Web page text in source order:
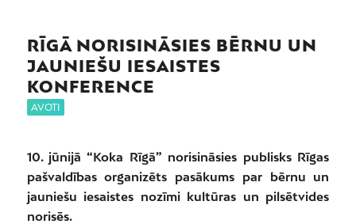
RĪGĀ NORISINĀSIES BĒRNU UN
JAUNIEŠU IESAISTES
KONFERENCE
AVOTI
10. jūnijā “Koka Rīgā” norisināsies publisks Rīgas
pašvaldības organizēts pasākums par bērnu un
jauniešu iesaistes nozīmi kultūras un pilsētvides
norisēs.